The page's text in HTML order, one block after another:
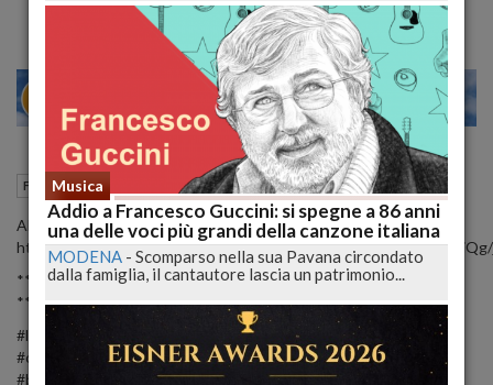
22 27
Fumetti L'Aquila (AQ) 29 Luglio 2023 11:10
Abbonati a questo canale per accedere ai vantaggi:
https://www.youtube.com/channel/
*** Iscriviti al Canale ➜ http://bit.ly/Lucadeejay ***
*** Qui trovi tutto: https://linktr.ee/ilucadeejay ***
#lucadeejay #top #flop #top&flop #manga #fumetto #fumetti
#comics #dylandog #domande #test #comix #batman #superman
#bonelli #dc #marvel
Musica
Addio a Francesco Guccini: si spegne a 86 anni
una delle voci più grandi della canzone italiana
MODENA - Scomparso nella sua Pavana circondato
dalla famiglia, il cantautore lascia un patrimonio...